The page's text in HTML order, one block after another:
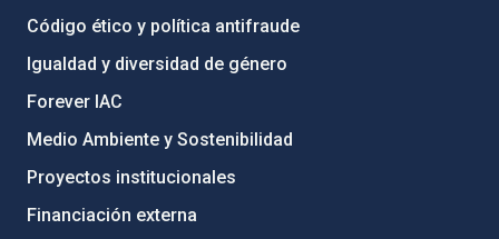
Código ético y política antifraude
Igualdad y diversidad de género
Forever IAC
Medio Ambiente y Sostenibilidad
Proyectos institucionales
Financiación externa